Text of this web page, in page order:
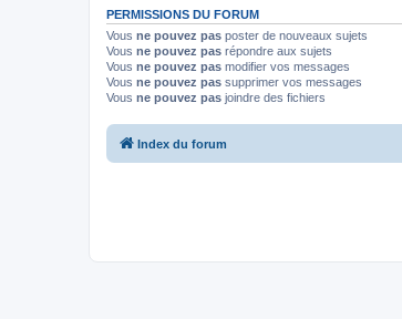
PERMISSIONS DU FORUM
Vous ne pouvez pas poster de nouveaux sujets
Vous ne pouvez pas répondre aux sujets
Vous ne pouvez pas modifier vos messages
Vous ne pouvez pas supprimer vos messages
Vous ne pouvez pas joindre des fichiers
Index du forum